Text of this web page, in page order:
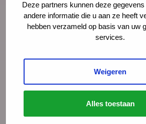
Deze partners kunnen deze
andere informatie die u aan ze heeft
hebben verzameld op basis van uw
services.
Weigeren
Alles toestaan
ervaring opgedaan als
hij big data verzamelde,
interpreteerde, ook in het kader
basisarts en geregistreerd
vooral expertise in
onderzoek binnen de